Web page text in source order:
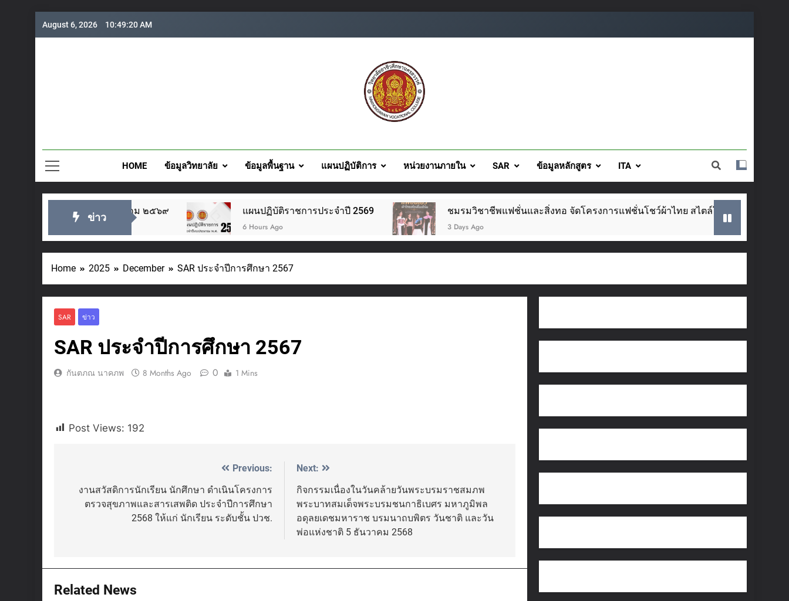
August 6, 2026 10:49:20 AM
HOME ข้อมูลวิทยาลัย ข้อมูลพื้นฐาน แผนปฏิบัติการ หน่วยงานภายใน SAR ข้อมูลหลักสูตร ITA
ข่าว
ระเจ้าอยู่หัว ๒๘ กรกฎาคม ๒๕๖๙ แผนปฏิบัติราชการประจำปี 2569
6 Hours Ago
ชมรมวิชาชีพแฟชั่นและสิ่งทอ จัดโครงการแฟชั่นโชว์ผ้าไทย สไตล์โมเดิร์น วันที่ ๕ ส.ค. นี้
3 Days Ago
Home 2025 December SAR ประจำปีการศึกษา 2567
SAR ข่าว
SAR ประจำปีการศึกษา 2567
กันตภณ นาคภพ 8 Months Ago 0 1 Mins
Post Views: 192
navigation
Previous:
งานสวัสดิการนักเรียน นักศึกษา ดำเนินโครงการ
ตรวจสุขภาพและสารเสพติด ประจำปีการศึกษา
2568 ให้แก่ นักเรียน ระดับชั้น ปวช.
Next:
กิจกรรมเนื่องในวันคล้ายวันพระบรมราชสมภพ
พระบาทสมเด็จพระบรมชนกาธิเบศร มหาภูมิพล
อดุลยเดชมหาราช บรมนาถบพิตร วันชาติ และวัน
พ่อแห่งชาติ 5 ธันวาคม 2568
Related News